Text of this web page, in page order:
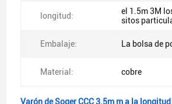
longitud:
el 1.5m 3M
sitos
Embalaje: La bolsa de
Material: cobre
Varón de Soger CCC 3.5m m a la